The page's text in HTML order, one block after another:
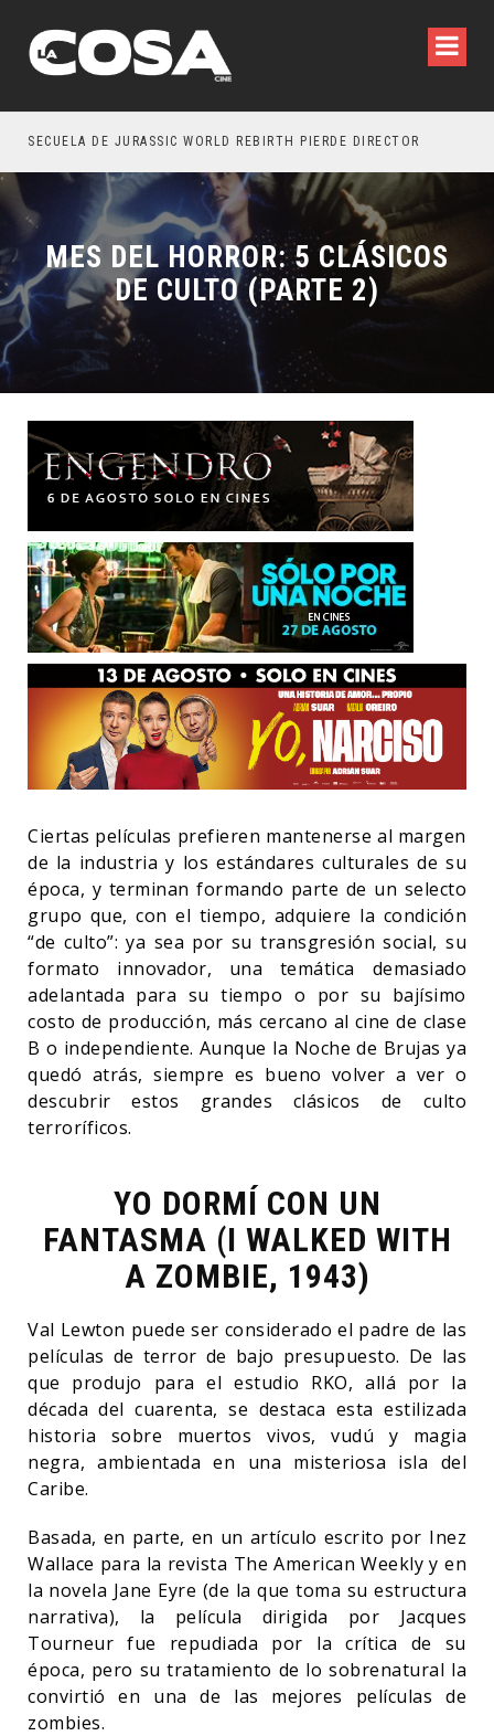
SECUELA DE JURASSIC WORLD REBIRTH PIERDE DIRECTOR
MES DEL HORROR: 5 CLÁSICOS
DE CULTO (PARTE 2)
Ciertas películas prefieren mantenerse al margen
de la industria y los estándares culturales de su
época, y terminan formando parte de un selecto
grupo que, con el tiempo, adquiere la condición
“de culto”: ya sea por su transgresión social, su
formato innovador, una temática demasiado
adelantada para su tiempo o por su bajísimo
costo de producción, más cercano al cine de clase
B o independiente. Aunque la Noche de Brujas ya
quedó atrás, siempre es bueno volver a ver o
descubrir estos grandes clásicos de culto
terroríficos.
YO DORMÍ CON UN
FANTASMA (I WALKED WITH
A ZOMBIE, 1943)
Val Lewton puede ser considerado el padre de las
películas de terror de bajo presupuesto. De las
que produjo para el estudio RKO, allá por la
década del cuarenta, se destaca esta estilizada
historia sobre muertos vivos, vudú y magia
negra, ambientada en una misteriosa isla del
Caribe.
Basada, en parte, en un artículo escrito por Inez
Wallace para la revista The American Weekly y en
la novela Jane Eyre (de la que toma su estructura
narrativa), la película dirigida por Jacques
Tourneur fue repudiada por la crítica de su
época, pero su tratamiento de lo sobrenatural la
convirtió en una de las mejores películas de
zombies.